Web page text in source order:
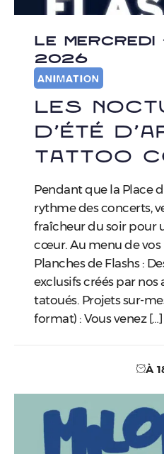
LE MERCREDI
2026
ANIMATION
Les
d’Été
Tattoo
Pendant que la Place
rythme des concerts,
fraîcheur du soir pour
cœur. Au menu de vos
Planches de Flashs :
exclusifs créés par nos
tatoués. Projets sur-
format) : Vous venez […]
À